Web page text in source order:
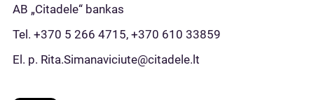
AB „Citadele“ bankas
Tel. +370 5 266 4715, +370 610 33859
El. p. Rita.Simanaviciute@citadele.lt